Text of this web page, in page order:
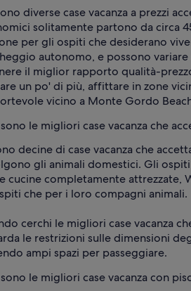
diverse case vacanza a prezzi
solitamente partono da circa
per gli ospiti che desiderano
autonomo, e possono
il miglior rapporto qualità-
un po' di più, affittare in zone
vicino a Monte Gordo
le migliori case vacanza che
decine di case vacanza che
gli animali domestici. Gli
cucine completamente attrezzate,
che per i loro compagni animali.
cerchi le migliori case vacanza
le restrizioni sulle dimensioni
ampi spazi per passeggiare.
le migliori case vacanza con